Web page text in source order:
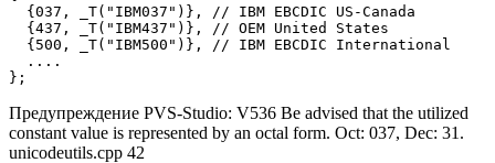
  {037, _T("IBM037")}, // IBM EBCDIC US-Canada
  {437, _T("IBM437")}, // OEM United States
  {500, _T("IBM500")}, // IBM EBCDIC International
  ....
};
Предупреждение PVS-Studio: V536 Be advised that the utilized
constant value is represented by an octal form. Oct: 037, Dec: 31.
unicodeutils.cpp 42